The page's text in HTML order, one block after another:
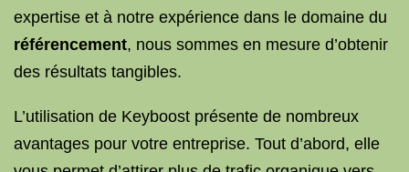
expertise et à notre expérience dans le domaine du
référencement, nous sommes en mesure d’obtenir
des résultats tangibles.
L’utilisation de Keyboost présente de nombreux
avantages pour votre entreprise. Tout d’abord, elle